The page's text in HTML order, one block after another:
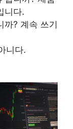
니다.
까? 계속 쓰기
니다.